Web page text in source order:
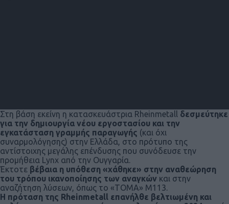
Στη βάση εκείνη η κατασκευάστρια Rheinmetall δεσμεύτηκε
για την δημιουργία νέου εργοστασίου και την
εγκατάσταση γραμμής παραγωγής (και όχι
συναρμολόγησης) στην Ελλάδα, στο πρότυπο της
αντίστοιχης μεγάλης επένδυσης που συνόδευσε την
προμήθεια Lynx από την Ουγγαρία.
Έκτοτε βέβαια η υπόθεση «χάθηκε» στην αναθεώρηση
του τρόπου ικανοποίησης των αναγκών και στην
αναζήτηση λύσεων, όπως το «ΤΟΜΑ» Μ113.
Η πρόταση της Rheinmetall επανήλθε βελτιωμένη και